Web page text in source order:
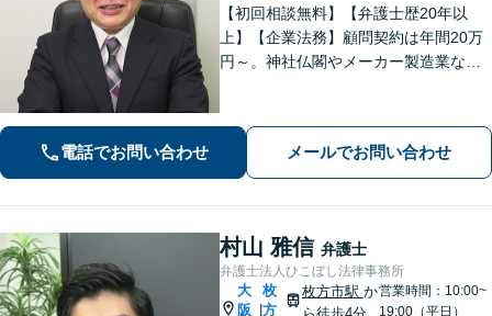
【初回相談無料】【弁護士歴20年以
上】【企業法務】顧問契約は年間20万
円～。神社仏閣やメーカー製造業な
屋調査士などと連携。農地や山林もお
任せ【枚方市駅6分】
電話でお問い合わせ メールでお問い合わせ
村山 雅信 弁護士
弁護士法人ひこぼし法律事務所
大
阪
枚
方
枚方市駅 か
ら徒歩4分
営業時間：10:00~
19:00（平日）